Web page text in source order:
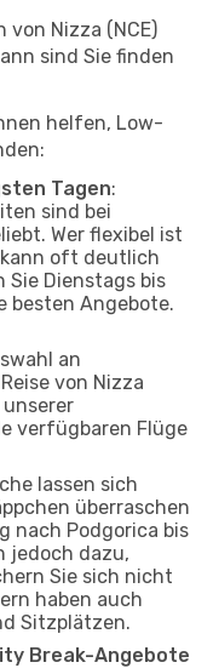
von Nizza (NCE)
sind Sie finden
helfen, Low-
Tagen:
sind bei
Wer flexibel ist
oft deutlich
Sie Dienstags bis
besten Angebote.
an
von Nizza
verfügbaren Flüge
lassen sich
überraschen
nach Podgorica bis
jedoch dazu,
Sie sich nicht
haben auch
Sitzplätzen.
Break-Angebote